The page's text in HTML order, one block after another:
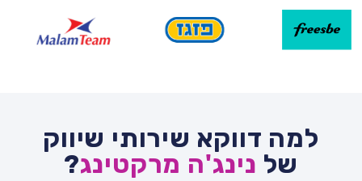
למה דווקא שירותי שיווק
של נינג'ה מרקטינג?